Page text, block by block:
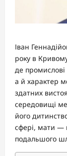
Іван
року в
де
а й характер
здатних
середовищі
його
сфері, мати —
подальшого